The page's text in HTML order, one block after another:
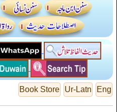
Eng
Ur-Latn
Book Store